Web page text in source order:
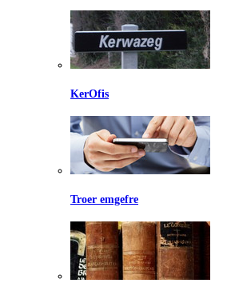
KerOfis
Troer emgefre